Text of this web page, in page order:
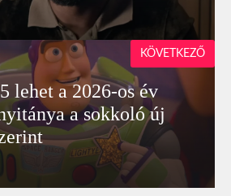
lehet a 2026-os év
a sokkoló új
KÖVETKEZŐ